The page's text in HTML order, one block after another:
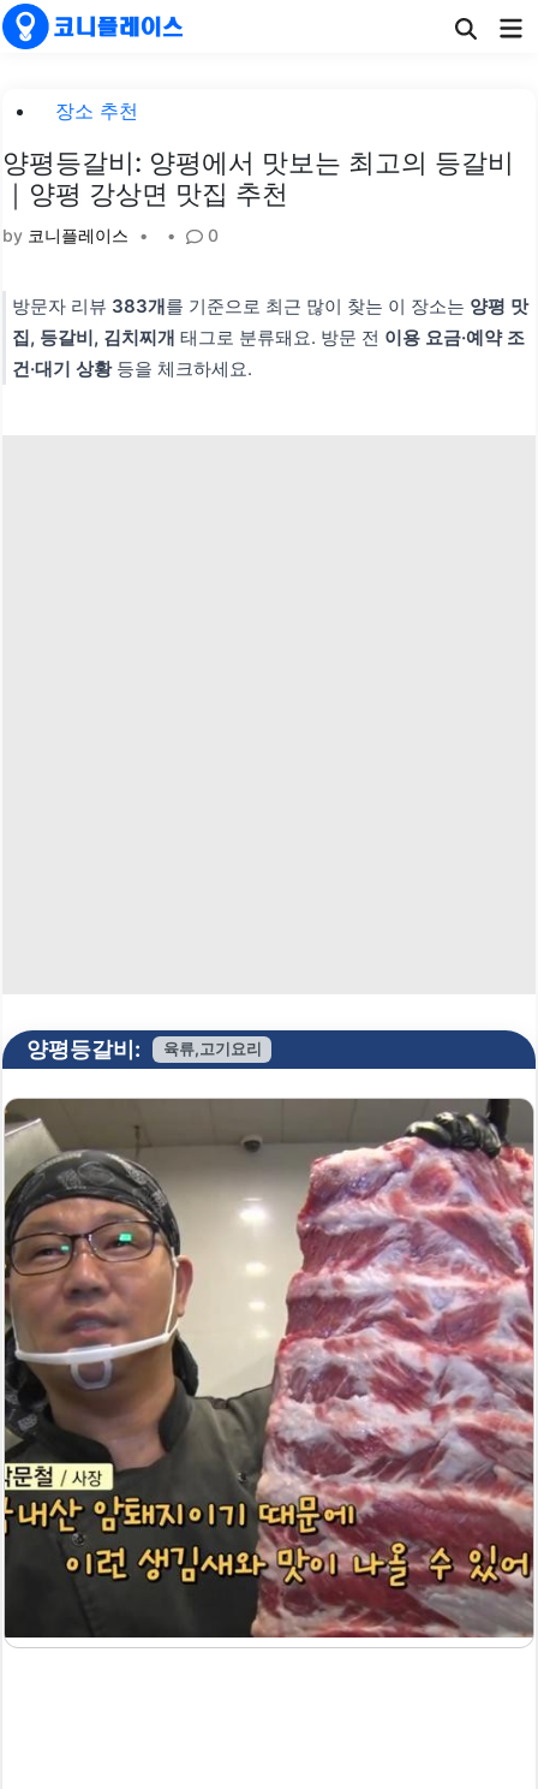
Skip
to
Posted장소 추천
양평등갈비: 양평에서 맛보는 최고의 등갈비
｜양평 강상면 맛집 추천
by 코니플레이스 • • 0
방문자 리뷰 383개를 기준으로 최근 많이 찾는 이 장소는 양평 맛
집, 등갈비, 김치찌개 태그로 분류돼요. 방문 전 이용 요금·예약 조
건·대기 상황등을 체크하세요.
양평등갈비: 육류,고기요리